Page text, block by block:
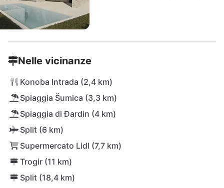
Nelle vicinanze
Konoba Intrada (2,4 km)
Spiaggia Šumica (3,3 km)
Spiaggia di Đardin (4 km)
Split (6 km)
Supermercato Lidl (7,7 km)
Trogir (11 km)
Split (18,4 km)